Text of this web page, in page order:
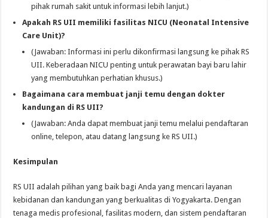
pihak rumah sakit untuk informasi lebih lanjut.)
Apakah RS UII memiliki fasilitas NICU (Neonatal Intensive
Care Unit)?
(Jawaban: Informasi ini perlu dikonfirmasi langsung ke pihak RS
UII. Keberadaan NICU penting untuk perawatan bayi baru lahir
yang membutuhkan perhatian khusus.)
Bagaimana cara membuat janji temu dengan dokter
kandungan di RS UII?
(Jawaban: Anda dapat membuat janji temu melalui pendaftaran
online, telepon, atau datang langsung ke RS UII.)
Kesimpulan
RS UII adalah pilihan yang baik bagi Anda yang mencari layanan
kebidanan dan kandungan yang berkualitas di Yogyakarta. Dengan
tenaga medis profesional, fasilitas modern, dan sistem pendaftaran